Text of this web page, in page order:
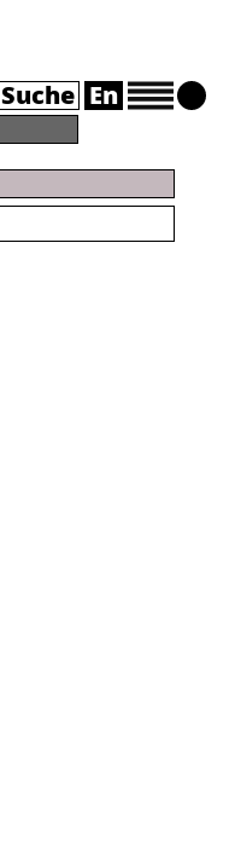
Suche En